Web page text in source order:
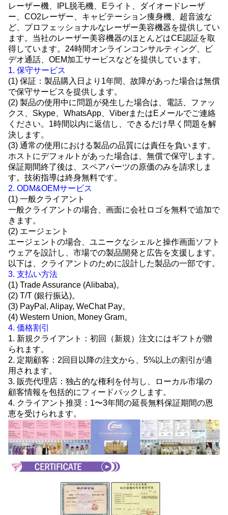
レーザー機、IPL脱毛機、Eライト、ダイオードレーザ
ー、CO2レーザー、キャビテーション痩身機、超音波な
ど、プロフェッショナルなレーザー美容機器を提供してい
ます。当社のレーザー美容機器のほとんどはCE認証を取
得しています。24時間オンラインコンサルティング、ビ
デオ通話、OEM加工サービスなどを提供しています。
1. 保守サービス
(1) 保証：製品購入日より1年間、故障があった場合は無償
で保守サービスを提供します。
(2) 製品の使用中に問題が発生した場合は、電話、ファッ
クス、Skype、WhatsApp、ViberまたはEメールでご連絡
ください。1時間以内に返信し、できるだけ早く問題を解
決します。
(3) 通常の使用における製品の品質には責任を負います。
ホストにデフォルトがあった場合は、無償で保守します。
保証期間終了後は、スペアパーツの原価のみを請求しま
す。技術指導は終身無料です。
2. ODM&OEMサービス
(1) 一般クライアント
一般クライアントの場合、画面に会社ロゴを無料で追加で
きます。
(2) エージェント
エージェントの場合、ユニークなシェルと操作画面ソフト
ウェアを設計し、市場での製品開発と広告を支援します。
以下は、クライアントのために設計した製品の一部です。
3. 支払い方法
(1) Trade Assurance (Alibaba)。
(2) T/T (銀行振込)。
(3) PayPal, Alipay, WeChat Pay。
(4) Western Union, Money Gram。
4. 価格割引
1. 新規クライアント：初回（新規）注文にはギフトが贈
られます。
2. 定期顧客：2回目以降の注文から、5%以上の割引が適
用されます。
3. 販売代理店：独占的な権利を付与し、ローカル市場の
顧客情報を包括的にフィードバックします。
4. クライアント推奨：1〜3年間の延長無料保証期間の恩
恵を受けられます。